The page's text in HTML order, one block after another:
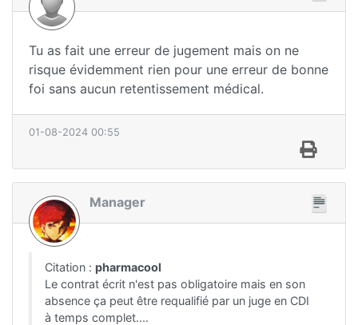
Tu as fait une erreur de jugement mais on ne
risque évidemment rien pour une erreur de bonne
foi sans aucun retentissement médical.
01-08-2024 00:55
Manager
Citation : pharmacool
Le contrat écrit n'est pas obligatoire mais en son
absence ça peut être requalifié par un juge en CDI
à temps complet....